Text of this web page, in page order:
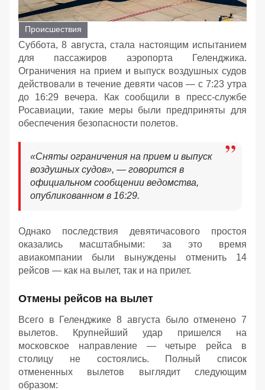
Происшествия
Суббота, 8 августа, стала настоящим испытанием
для пассажиров аэропорта Геленджика.
Ограничения на прием и выпуск воздушных судов
действовали в течение девяти часов — с 7:23 утра
до 16:29 вечера. Как сообщили в пресс-службе
Росавиации, такие меры были предприняты для
обеспечения безопасности полетов.
«Сняты ограничения на прием и выпуск
воздушных судов», — говорится в
официальном сообщении ведомства,
опубликованном в 16:29.
Однако последствия девятичасового простоя
оказались масштабными: за это время
авиакомпании были вынуждены отменить 14
рейсов — как на вылет, так и на прилет.
Отмены рейсов на вылет
Всего в Геленджике 8 августа было отменено 7
вылетов. Крупнейший удар пришелся на
московское направление — четыре рейса в
столицу не состоялись. Полный список
отмененных вылетов выглядит следующим
образом: